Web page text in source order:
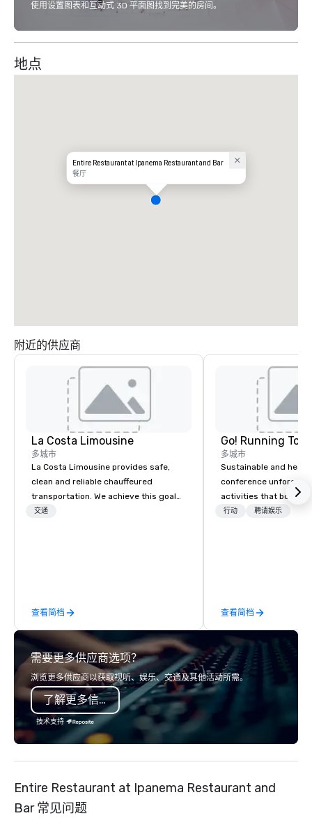
使用设置图表和互动式 3D 平面图找到完美的房间。
地点
Entire Restaurant at Ipanema Restaurant and Bar
餐厅
附近的供应商
La Costa Limousine
多城市
La Costa Limousine provides safe,
clean and reliable chauffeured
transportation. We achieve this goal
with highly trained chauffeurs, the
late model luxury vehicles to the
highly experienced and professional
team of chauffeurs and support staff;
you will know quality when you travel
with La Costa Limousine.
交通
查看简档
Go! Running
多城市
Sustainable and
conference
activities that boost
lower carbon
行动 聘请娱乐
查看简档
需要更多供应商选项？
浏览更多供应商以获取视听、娱乐、交通及其他活动所需。
了解更多信息
技术支持
Entire Restaurant at Ipanema Restaurant and
Bar 常见问题